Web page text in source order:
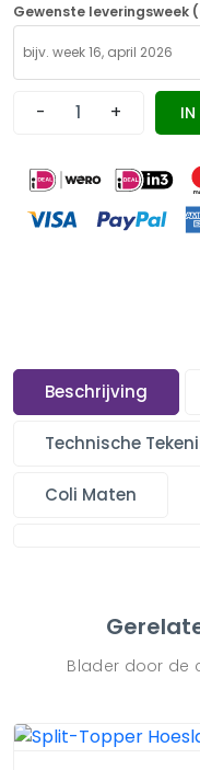
Gewenste leveringsweek
- +
Beschrijving
Technische
Coli Maten
Blader door de